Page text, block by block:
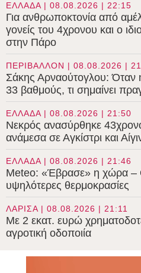
ΕΛΛΑΔΑ | 08.08.2026 | 22:15
Για ανθρωποκτονία από
γονείς του 4χρονου και ο
στην Πάρο
ΠΕΡΙΒΑΛΛΟΝ | 08.08.2026 |
Σάκης Αρναούτογλου: Όταν
33 βαθμούς, τι σημαίνει
ΕΛΛΑΔΑ | 08.08.2026 | 21:50
Νεκρός ανασύρθηκε
ανάμεσα σε Αγκίστρι και
ΕΛΛΑΔΑ | 08.08.2026 | 21:46
Meteo: «Έβρασε» η χώρα –
υψηλότερες θερμοκρασίες
ΛΑΡΙΣΑ | 08.08.2026 | 21:11
Με 2 εκατ. ευρώ
αγροτική οδοποιία